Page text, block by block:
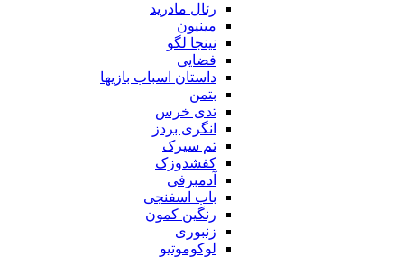
رئال مادرید
مینیون
نینجا لگو
فضایی
داستان اسباب بازیها
بتمن
تدی خرس
انگری بردز
تم سیرک
کفشدوزک
آدمبرفی
باب اسفنجی
رنگین کمون
زنبوری
لوکوموتیو